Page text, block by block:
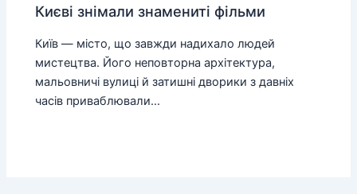
Києві знімали знамениті фільми
Київ — місто, що завжди надихало людей
мистецтва. Його неповторна архітектура,
мальовничі вулиці й затишні дворики з давніх
часів приваблювали…